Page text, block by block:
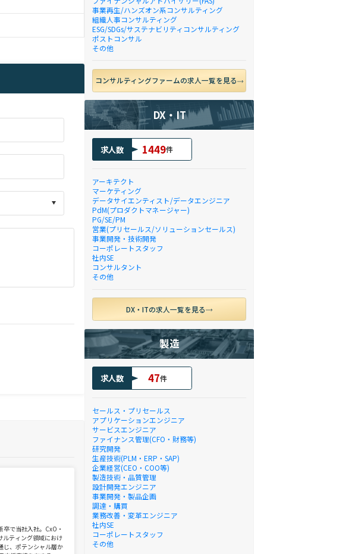
で当社入社。CxO・
ルティング領域におけ
じ、ポテンシャル層か
事業再生/ハンズオン系コンサルティング
組織人事コンサルティング
ESG/SDGs/サステナビリティコンサルティング
ポストコンサル
その他
コンサルティングファームの求人一覧を見る
DX・IT
求人数 1449件
アーキテクト
マーケティング
データサイエンティスト/データエンジニア
PdM(プロダクトマネージャー)
PG/SE/PM
営業(プリセールス/ソリューションセールス)
事業開発・技術開発
コーポレートスタッフ
社内SE
コンサルタント
その他
DX・ITの求人一覧を見る
製造
求人数 47件
セールス・プリセールス
アプリケーションエンジニア
サービスエンジニア
ファイナンス管理(CFO・財務等)
研究開発
生産技術(PLM・ERP・SAP)
企業経営(CEO・COO等)
製造技術・品質管理
設計開発エンジニア
事業開発・製品企画
調達・購買
業務改善・変革エンジニア
社内SE
コーポレートスタッフ
その他